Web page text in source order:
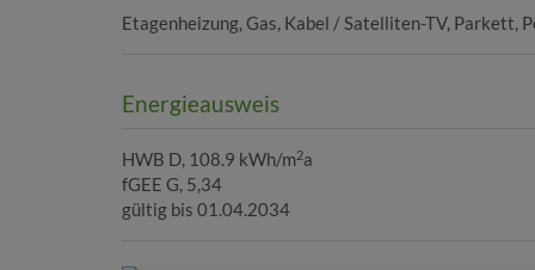
Etagenheizung Gas Kabel / Satelliten-TV Parkett
Energieausweis
HWB D, 108.9 kWh/m2a
fGEE G, 5,34
gültig bis 01.04.2034